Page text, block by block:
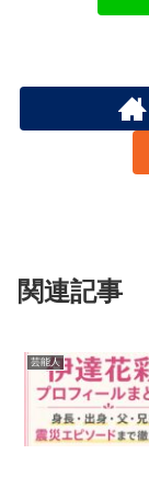
関連記事
芸能人